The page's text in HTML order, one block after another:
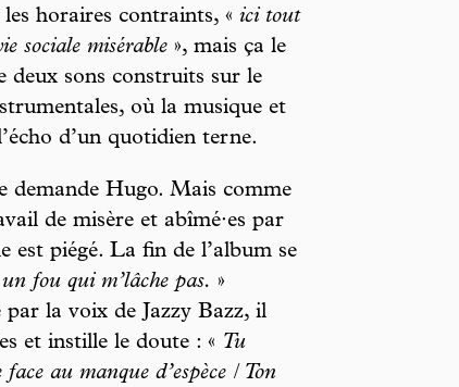
horaires contraints, « ici tout
sociale misérable », mais ça le
deux sons construits sur le
où la musique et
d’un quotidien terne.
demande Hugo. Mais comme
de misère et abîmé·es par
est piégé. La fin de l’album se
fou qui m’lâche pas. »
la voix de Jazzy Bazz, il
et instille le doute : « Tu
au manque d’espèce / Ton